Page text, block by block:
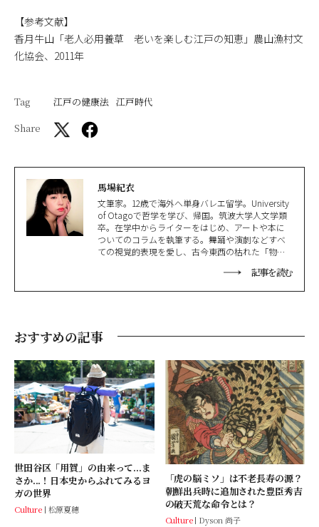
【参考文献】
香月牛山「老人必用養草 老いを楽しむ江戸の知恵」農山漁村文
化協会、2011年
Tag 江戸の健康法 江戸時代
Share
馬場紀衣
文筆家。12歳で海外へ単身バレエ留学。University
of Otagoで哲学を学び、帰国。筑波大学人文学類
卒。在学中からライターをはじめ、アートや本に
ついてのコラムを執筆する。舞踊や演劇などすべ
ての視覚的表現を愛し、古今東西の枯れた「物
劇場へ行き、その間に原稿を書く。古いものばか
記事を読む
おすすめの記事
世田谷区「用賀」の由来って...ま
さか...！日本史からふれてみるヨ
ガの世界
Culture 松原夏穂
「虎の脳ミソ」は不老長寿の源？
朝鮮出兵時に追加された豊臣秀吉
の破天荒な命令とは？
Culture Dyson 尚子